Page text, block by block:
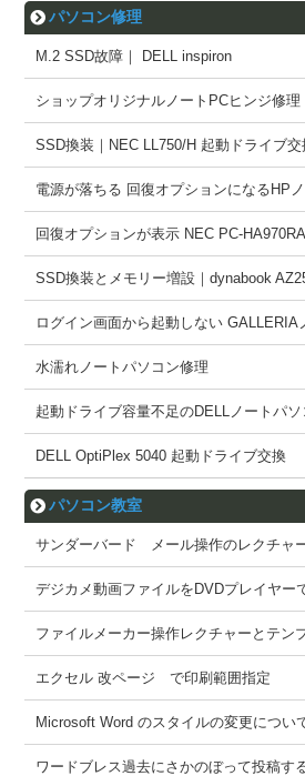
パソコン修理
M.2 SSD故障｜ DELL inspiron
ショップオリジナルノートPCヒンジ修理
SSD換装｜NEC LL750/H 起動ドライブ交
電源が落ちる 回復オプションになるHP
回復オプションが表示 NEC PC-
SSD換装とメモリー増設｜dynabook
ログイン画面から起動しない GALLERIA
水濡れノートパソコン修理
起動ドライブ容量不足のDELLノートパソ
DELL OptiPlex 5040 起動ドライブ交換
パソコン教室
サンダーバード メール操作のレクチャ
デジカメ動画ファイルをDVDプレイヤー
ファイルメーカー操作レクチャーとテン
エクセル 改ページ で印刷範囲指定
Microsoft Word のスタイルの変更につい
ワードブレス過去にさかのぼって投稿する